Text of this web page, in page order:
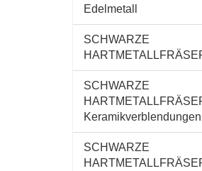
Edelmetall
SCHWARZE
SCHWARZE
Keramikverblendungen
SCHWARZE